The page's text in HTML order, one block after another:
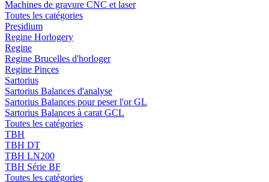
Machines de gravure CNC et laser
Toutes les catégories
Presidium
Regine Horlogery
Regine
Regine Brucelles d'horloger
Regine Pinces
Sartorius
Sartorius Balances d'analyse
Sartorius Balances pour peser l'or GL
Sartorius Balances à carat GCL
Toutes les catégories
TBH
TBH DT
TBH LN200
TBH Série BF
Toutes les catégories